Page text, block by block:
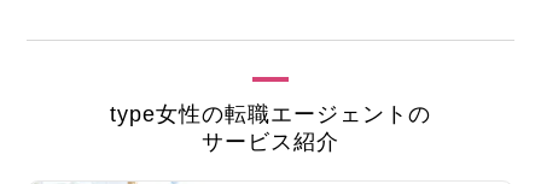
type女性の転職エージェントの
サービス紹介